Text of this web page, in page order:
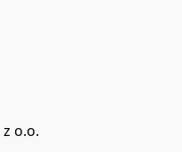
o.o.